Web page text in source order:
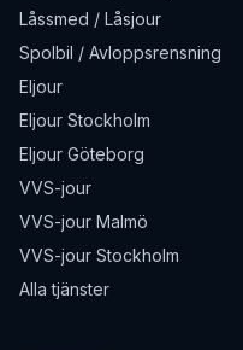
Låssmed / Låsjour
Spolbil / Avloppsrensning
Eljour
Eljour Stockholm
Eljour Göteborg
VVS-jour
VVS-jour Malmö
VVS-jour Stockholm
Alla tjänster